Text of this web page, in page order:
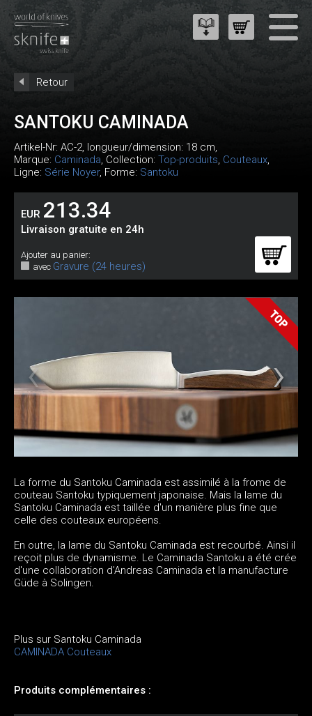
Retour
SANTOKU CAMINADA
Artikel-Nr: AC-2, longueur/dimension: 18 cm,
Marque: Caminada, Collection: Top-produits, Couteaux,
Ligne: Série Noyer, Forme: Santoku
EUR 213.34
Livraison gratuite en 24h
Ajouter au panier:
avec Gravure (24 heures)
La forme du Santoku Caminada est assimilé à la frome de
couteau Santoku typiquement japonaise. Mais la lame du
Santoku Caminada est taillée d'un manière plus fine que
celle des couteaux européens.
En outre, la lame du Santoku Caminada est recourbé. Ainsi il
reçoit plus de dynamisme. Le Caminada Santoku a été crée
d'une collaboration d'Andreas Caminada et la manufacture
Güde à Solingen.
Plus sur Santoku Caminada
CAMINADA Couteaux
Produits complémentaires :